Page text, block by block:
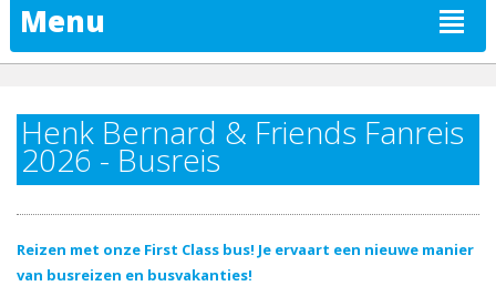
Menu
Henk Bernard & Friends Fanreis
2026 - Busreis
Reizen met onze First Class bus! Je ervaart een nieuwe manier
van busreizen en busvakanties!